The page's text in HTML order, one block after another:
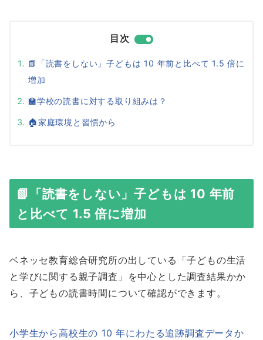
目次
📗「読書をしない」子どもは 10 年前と比べて 1.5 倍に
増加
🏫学校の読書に対する取り組みは？
🏠家庭環境と習慣から
📗「読書をしない」子どもは 10 年前
と比べて 1.5 倍に増加
ベネッセ教育総合研究所の出している「子どもの生活
と学びに関する親子調査」を中心とした調査結果かか
ら、子どもの読書時間について確認ができます。
小学生から高校生の 10 年にわたる追跡調査データか